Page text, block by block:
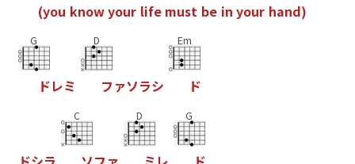
(you knowyour life must be in your hand)
G
ドレミ
D
フ ァソラシ
Em
ド
C D G